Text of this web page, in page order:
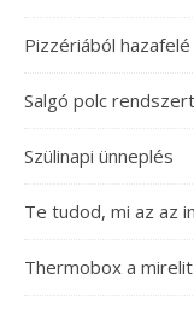
Pizzériából
Salgó polc
Szülinapi ünneplés
Te tudod, mi az az
Thermobox a